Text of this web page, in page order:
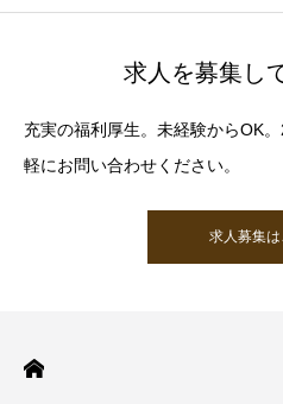
求人を募集し
充実の福利厚生。未経験からOK
軽にお問い合わせください。
求人募集は